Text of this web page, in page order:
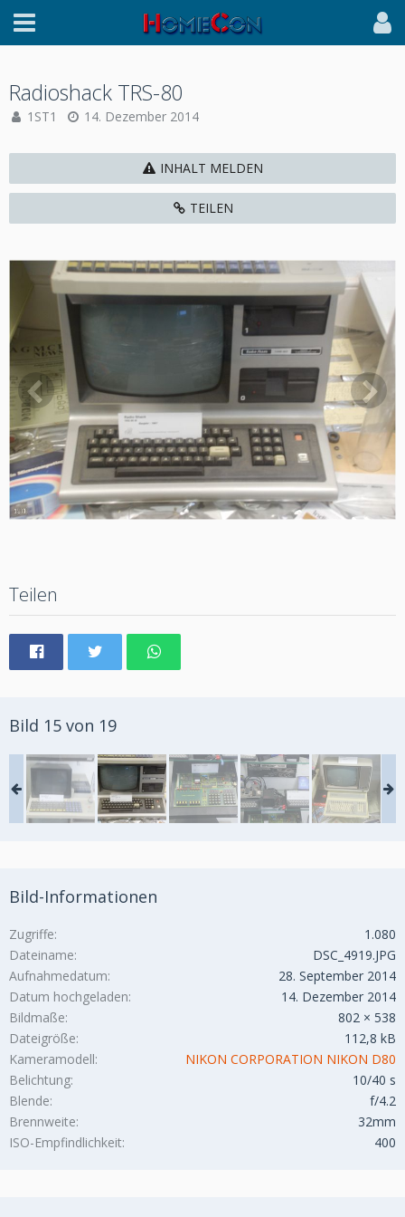
Radioshack TRS-80
1ST1 14. Dezember 2014
INHALT MELDEN
TEILEN
Teilen
Bild 15 von 19
Bild-Informationen
Zugriffe
1.080
Dateiname
DSC_4919.JPG
Aufnahmedatum
28. September 2014
Datum hochgeladen
14. Dezember 2014
Bildmaße
802 × 538
Dateigröße
112,8 kB
Kameramodell
NIKON CORPORATION NIKON D80
Belichtung
10/40 s
Blende
f/4.2
Brennweite
32mm
ISO-Empfindlichkeit
400